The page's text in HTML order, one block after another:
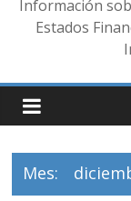
Información
Estados
Mes: